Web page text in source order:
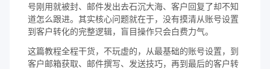
号刚用就被封、邮件发出去石沉大海、客户回复了却不知
道怎么跟进。其实核心问题就在于，没有摸清从账号设置
到客户转化的完整逻辑，盲目操作只会白费力气。
这篇教程全程干货，不玩虚的，从最基础的账号设置，到
客户邮箱获取、邮件撰写、发送技巧，再到最后的客户转